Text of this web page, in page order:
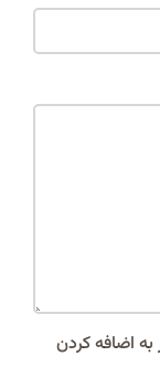
اضافه کردن